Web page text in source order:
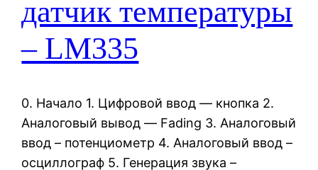
датчик температуры
– LM335
0. Начало 1. Цифровой ввод — кнопка 2.
Аналоговый вывод — Fading 3. Аналоговый
ввод – потенциометр 4. Аналоговый ввод –
осциллограф 5. Генерация звука –